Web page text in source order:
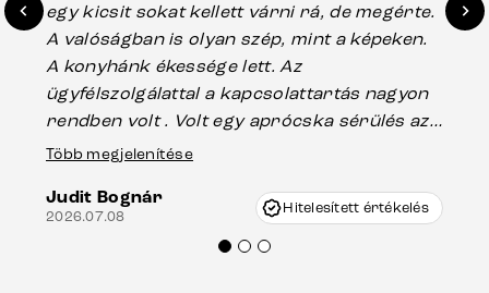
egy kicsit sokat kellett várni rá, de megérte.
A valóságban is olyan szép, mint a képeken.
A konyhánk ékessége lett. Az
ügyfélszolgálattal a kapcsolattartás nagyon
rendben volt . Volt egy aprócska sérülés az
asztal talpánál, ami szállításkor
nagyon korrekten jártak el az ügyemben.
Mindenkinek ajánlani tudom a Delife
Több megjelenítése
Judit Bognár
2026.07.08 Hitelesített értékelés